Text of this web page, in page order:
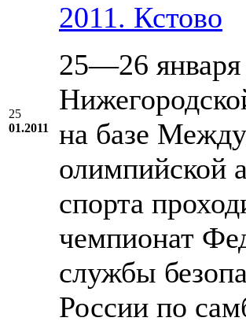
25
01.2011
2011. Кстово
25—26 января
на базе
олимпийской
спорта
чемпионат
службы
России по